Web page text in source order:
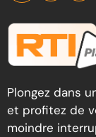
Plongez dans
et profitez de
moindre